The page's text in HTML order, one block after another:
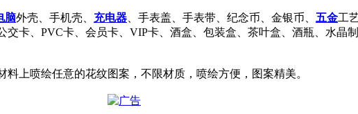
脑外壳、手机壳、 充电器 、手表盖、手表带、纪念币、金银币、 五金工
卡、PVC卡、会员卡、VIP卡、酒盒、包装盒、茶叶盒、酒瓶、水晶
上喷绘任意的花纹图案，不限材质，喷绘方便，图案精美。